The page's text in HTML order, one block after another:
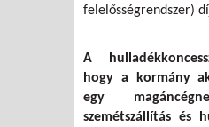
felelősségrendszer)
A
hogy a kormány
egy
szemétszállítás és